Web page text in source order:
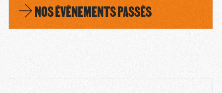
NOS ÉVÈNEMENTS PASSÉS